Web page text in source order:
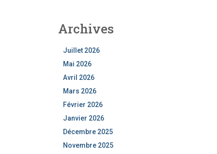
Archives
Juillet 2026
Mai 2026
Avril 2026
Mars 2026
Février 2026
Janvier 2026
Décembre 2025
Novembre 2025